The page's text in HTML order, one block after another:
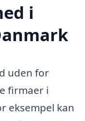
i
uden for
firmaer i
eksempel kan